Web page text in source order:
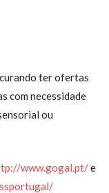
ter ofertas
com necessidade
ou
www.gogal.pt/e